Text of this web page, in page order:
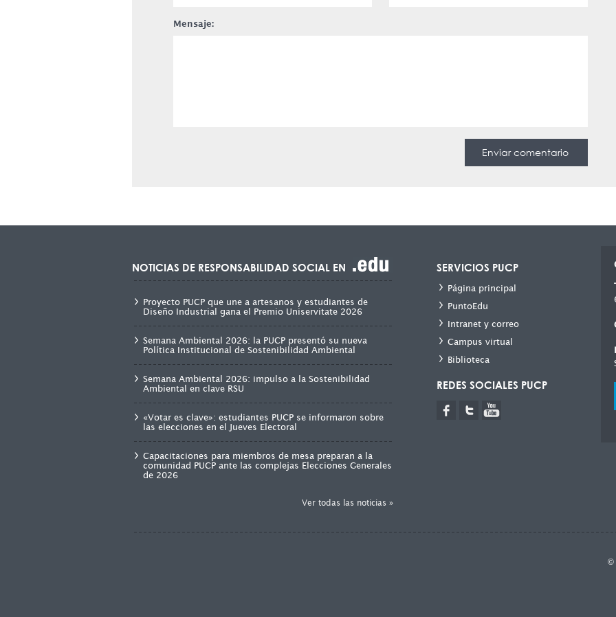
Mensaje:
NOTICIAS DE RESPONSABILIDAD SOCIAL EN
Proyecto PUCP que une a artesanos y estudiantes de
Diseño Industrial gana el Premio Uniservitate 2026
Semana Ambiental 2026: la PUCP presentó su nueva
Política Institucional de Sostenibilidad Ambiental
Semana Ambiental 2026: impulso a la Sostenibilidad
Ambiental en clave RSU
«Votar es clave»: estudiantes PUCP se informaron sobre
las elecciones en el Jueves Electoral
Capacitaciones para miembros de mesa preparan a la
comunidad PUCP ante las complejas Elecciones Generales
de 2026
Ver todas las noticias »
SERVICIOS PUCP
Página principal
PuntoEdu
Intranet y correo
Campus virtual
Biblioteca
REDES SOCIALES PUCP
©